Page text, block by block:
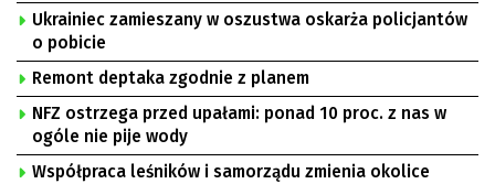
Ukrainiec zamieszany w oszustwa oskarża policjantów
o pobicie
Remont deptaka zgodnie z planem
NFZ ostrzega przed upałami: ponad 10 proc. z nas w
ogóle nie pije wody
Współpraca leśników i samorządu zmienia okolice